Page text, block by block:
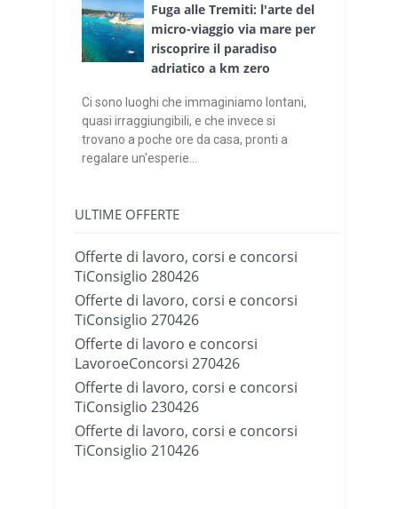
Fuga alle Tremiti: l'arte del
micro-viaggio via mare per
riscoprire il paradiso
adriatico a km zero
Ci sono luoghi che immaginiamo lontani,
quasi irraggiungibili, e che invece si
trovano a poche ore da casa, pronti a
regalare un'esperie...
ULTIME OFFERTE
Offerte di lavoro, corsi e concorsi
TiConsiglio 280426
Offerte di lavoro, corsi e concorsi
TiConsiglio 270426
Offerte di lavoro e concorsi
LavoroeConcorsi 270426
Offerte di lavoro, corsi e concorsi
TiConsiglio 230426
Offerte di lavoro, corsi e concorsi
TiConsiglio 210426